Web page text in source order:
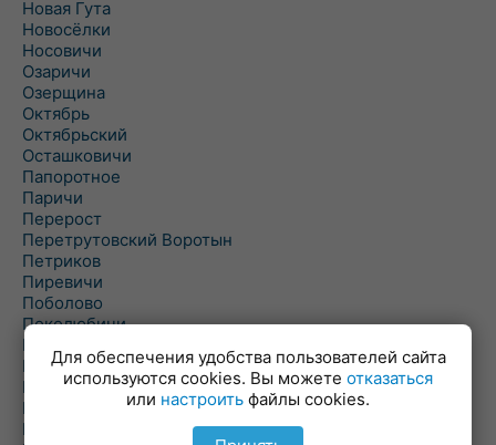
Новая Гута
Новосёлки
Носовичи
Озаричи
Озерщина
Октябрь
Октябрьский
Осташковичи
Папоротное
Паричи
Перерост
Перетрутовский Воротын
Петриков
Пиревичи
Поболово
Поколюбичи
Полесье
Птичь
Речица
Ровенская Слобода
Рогачев
Для обеспечения удобства пользователей сайта
используются cookies. Вы можете отказаться
или настроить файлы cookies.